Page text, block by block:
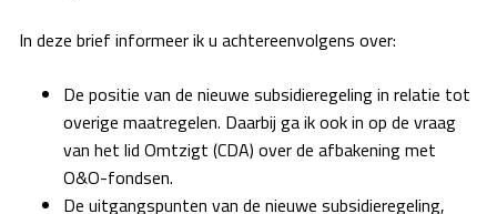
In deze brief informeer ik u achtereenvolgens over:
De positie van de nieuwe subsidieregeling in relatie tot
overige maatregelen. Daarbij ga ik ook in op de vraag
van het lid Omtzigt (CDA) over de afbakening met
O&O-fondsen.
De uitgangspunten van de nieuwe subsidieregeling,